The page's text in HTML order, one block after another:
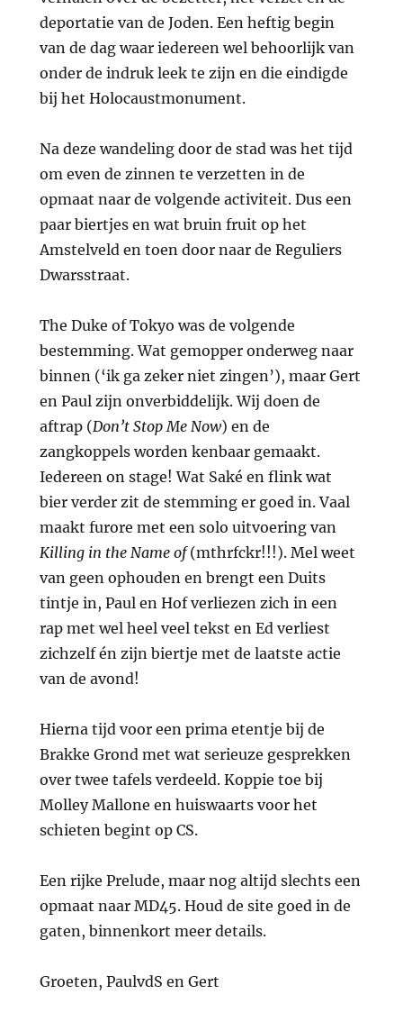
deportatie van de Joden. Een heftig begin
van de dag waar iedereen wel behoorlijk van
onder de indruk leek te zijn en die eindigde
bij het Holocaustmonument.
Na deze wandeling door de stad was het tijd
om even de zinnen te verzetten in de
opmaat naar de volgende activiteit. Dus een
paar biertjes en wat bruin fruit op het
Amstelveld en toen door naar de Reguliers
Dwarsstraat.
The Duke of Tokyo was de volgende
bestemming. Wat gemopper onderweg naar
binnen (‘ik ga zeker niet zingen’), maar Gert
en Paul zijn onverbiddelijk. Wij doen de
aftrap (Don’t Stop Me Now) en de
zangkoppels worden kenbaar gemaakt.
Iedereen on stage! Wat Saké en flink wat
bier verder zit de stemming er goed in. Vaal
maakt furore met een solo uitvoering van
Killing in the Name of(mthrfckr!!!). Mel weet
van geen ophouden en brengt een Duits
tintje in, Paul en Hof verliezen zich in een
rap met wel heel veel tekst en Ed verliest
zichzelf én zijn biertje met de laatste actie
van de avond!
Hierna tijd voor een prima etentje bij de
Brakke Grond met wat serieuze gesprekken
over twee tafels verdeeld. Koppie toe bij
Molley Mallone en huiswaarts voor het
schieten begint op CS.
Een rijke Prelude, maar nog altijd slechts een
opmaat naar MD45. Houd de site goed in de
gaten, binnenkort meer details.
Groeten, PaulvdS en Gert